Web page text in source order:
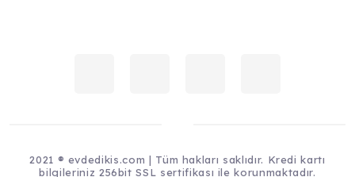
2021 ® evdedikis.com | Tüm hakları saklıdır. Kredi kartı
bilgileriniz 256bit SSL sertifikası ile korunmaktadır.